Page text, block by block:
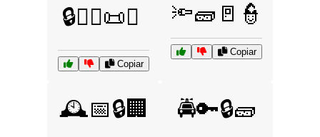
🔒🧑‍⚖️📜⚖️
Copiar
🔦🧱🚪👮
Copiar
🕰️📅🔒🏢 🚔🔑🔒🧱